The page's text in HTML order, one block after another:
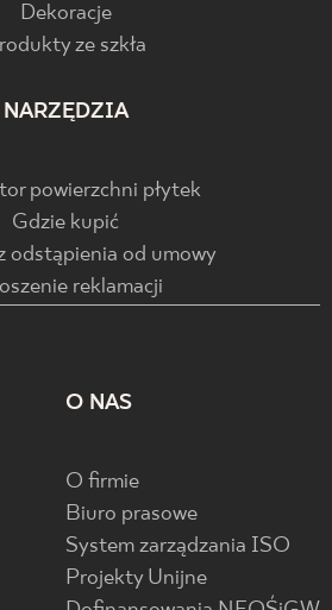
Dekoracje
ze szkła
NARZĘDZIA
powierzchni płytek
Gdzie kupić
odstąpienia od umowy
reklamacji
O NAS
O firmie
Biuro prasowe
System zarządzania ISO
Projekty Unijne